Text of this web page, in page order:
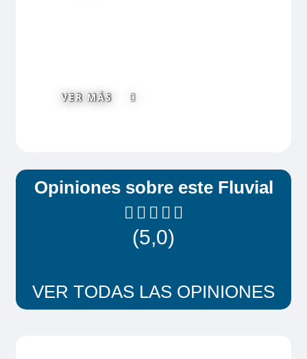
VER MÁS
Opiniones sobre este Fluvial
(5,0)
VER TODAS LAS OPINIONES